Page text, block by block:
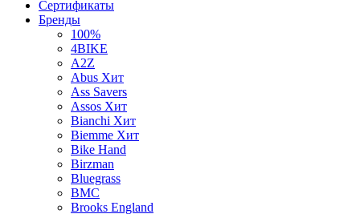
Сертификаты
Бренды
100%
4BIKE
A2Z
Abus Хит
Ass Savers
Assos Хит
Bianchi Хит
Biemme Хит
Bike Hand
Birzman
Bluegrass
BMC
Brooks England